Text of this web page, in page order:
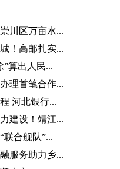
川区万亩水...
！高邮扎实...
”算出人民...
理首笔合作...
河北银行...
建设！靖江...
联合舰队”...
服务助力乡...